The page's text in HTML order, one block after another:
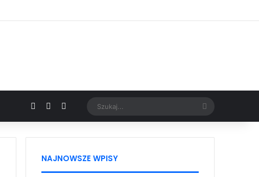
Facebook YouTubeGoogle News Szukaj...
NAJNOWSZE WPISY